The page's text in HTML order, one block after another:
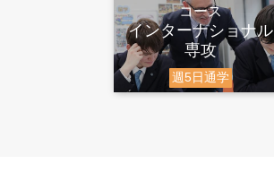
コース
インターナショナル
専攻
週5日通学